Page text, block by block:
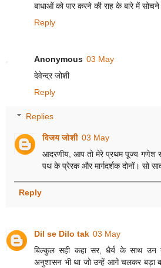
बाधाओं को पार करने की राह के बारे में
Reply
Anonymous 03 May
देवेन्द्र जोशी
Reply
Replies
विजय जोशी 03 May
आदरणीय, आप तो मेरे प्रथम पूज्य गणेश
पथ के प्रेरक और मार्गदर्शक दोनों। सो
Reply
Dil se Dilo tak 03 May
बिल्कुल सही कहा सर, धैर्य के साथ उन
अनुशासन भी था जो उन्हें आगे चलकर बड़ा